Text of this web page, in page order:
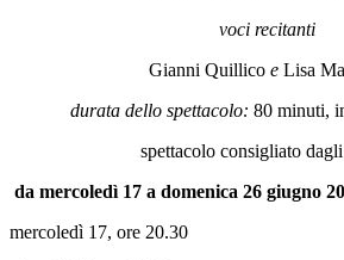
voci recitanti
Gianni Quillico e Lisa
durata dello spettacolo: 80 minuti,
spettacolo consigliato
da mercoledì 17 a domenica 26 giugno
mercoledì 17, ore 20.30